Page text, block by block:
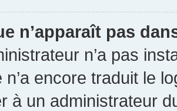
n’apparaît pas
n’a pas
n’a encore traduit le
à un administrateur